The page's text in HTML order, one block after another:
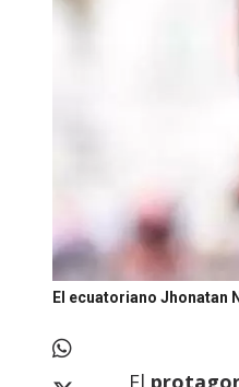
El ecuatoriano Jhonatan
El